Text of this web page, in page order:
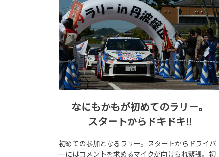
なにもかもが初めてのラリー。
スタートからドキドキ‼
初めての参加となるラリー。スタートからドライバ
ーにはコメントを求めるマイクが向けられ緊張。初